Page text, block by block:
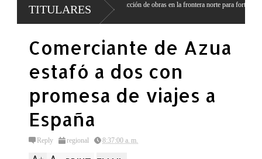
TITULARES
inicia construcción de obras en la frontera norte para fortalecer la
Comerciante de Azua
estafó a dos con
promesa de viajes a
España
Reply regional 8:37:00 a. m.